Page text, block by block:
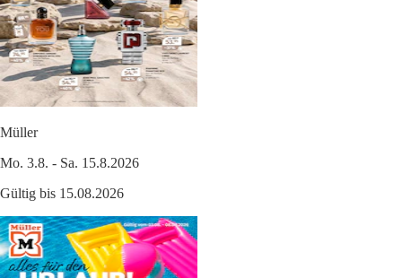
Müller
Mo. 3.8. - Sa. 15.8.2026
Gültig bis 15.08.2026